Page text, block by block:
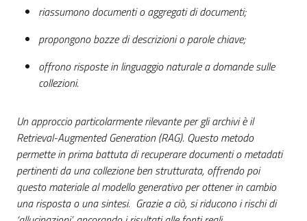
riassumono documenti o aggregati di documenti;
propongono bozze di descrizioni o parole chiave;
offrono risposte in linguaggio naturale a domande sulle
collezioni.
Un approccio particolarmente rilevante per gli archivi è il
Retrieval-Augmented Generation (RAG). Questo metodo
permette in prima battuta di recuperare documenti o metadati
pertinenti da una collezione ben strutturata, offrendo poi
questo materiale al modello generativo per ottener in cambio
una risposta o una sintesi. Grazie a ciò, si riducono i rischi di